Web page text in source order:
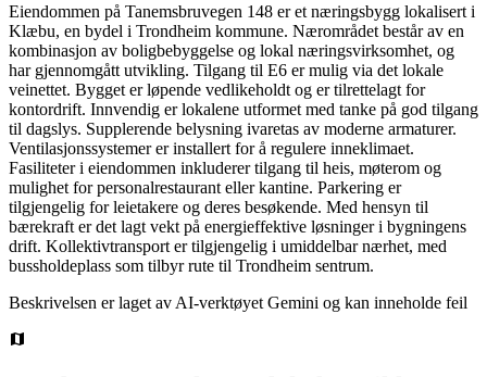
Eiendommen på Tanemsbruvegen 148 er et næringsbygg lokalisert i
Klæbu, en bydel i Trondheim kommune. Nærområdet består av en
kombinasjon av boligbebyggelse og lokal næringsvirksomhet, og
har gjennomgått utvikling. Tilgang til E6 er mulig via det lokale
veinettet. Bygget er løpende vedlikeholdt og er tilrettelagt for
kontordrift. Innvendig er lokalene utformet med tanke på god tilgang
til dagslys. Supplerende belysning ivaretas av moderne armaturer.
Ventilasjonssystemer er installert for å regulere inneklimaet.
Fasiliteter i eiendommen inkluderer tilgang til heis, møterom og
mulighet for personalrestaurant eller kantine. Parkering er
tilgjengelig for leietakere og deres besøkende. Med hensyn til
bærekraft er det lagt vekt på energieffektive løsninger i bygningens
drift. Kollektivtransport er tilgjengelig i umiddelbar nærhet, med
bussholdeplass som tilbyr rute til Trondheim sentrum.
Beskrivelsen er laget av AI-verktøyet Gemini og kan inneholde feil